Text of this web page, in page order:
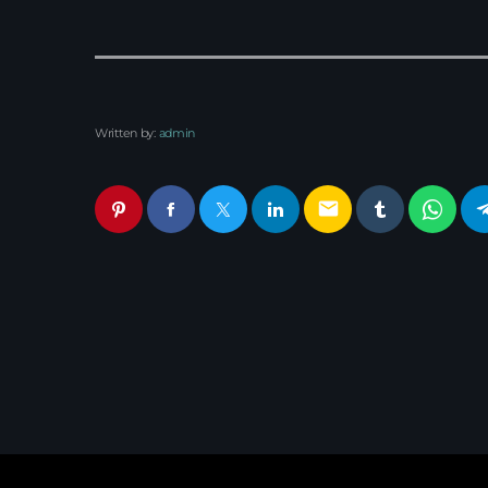
Written by: admin
email